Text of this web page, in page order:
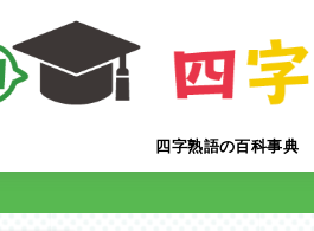
四字熟語の百科事典